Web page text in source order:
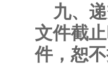
九、
文件截
件，恕